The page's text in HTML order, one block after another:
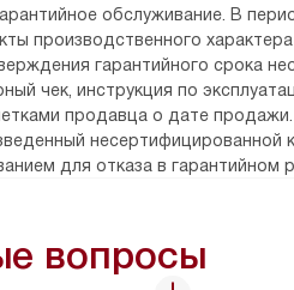
обслуживание. В
производственного
гарантийного срока
чек, инструкция по
продавца о дате
несертифицированной
для отказа в гарантийном
вопросы